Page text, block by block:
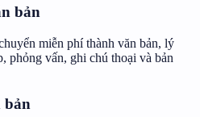
bản
miễn phí thành văn bản, lý
phỏng vấn, ghi chú thoại và bản
bản